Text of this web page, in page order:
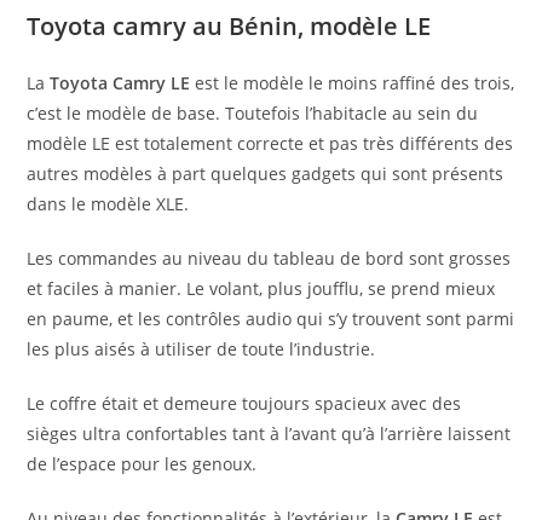
Toyota camry au Bénin, modèle LE
LaToyota Camry LE est le modèle le moins raffiné des trois,
c’est le modèle de base. Toutefois l’habitacle au sein du
modèle LE est totalement correcte et pas très différents des
autres modèles à part quelques gadgets qui sont présents
dans le modèle XLE.
Les commandes au niveau du tableau de bord sont grosses
et faciles à manier. Le volant, plus joufflu, se prend mieux
en paume, et les contrôles audio qui s’y trouvent sont parmi
les plus aisés à utiliser de toute l’industrie.
Le coffre était et demeure toujours spacieux avec des
sièges ultra confortables tant à l’avant qu’à l’arrière laissent
de l’espace pour les genoux.